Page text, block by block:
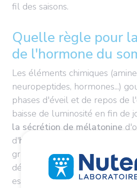
fil des saisons.
Quelle règle pour
de l'hormone du
Les éléments chimiques
neuropeptides, hormones...)
phases d'éveil et de repos de
baisse de luminosité en fin de
la sécrétion de mélatonine
d'hormone du sommeil
grâce à la sérotonine, un
dérivé du tryptophane, l'un des
essentiels, issu de